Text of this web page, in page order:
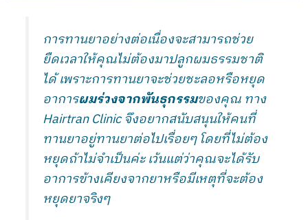
การทานยาอย่างต่อเนื่องจะสามารถช่วย
ยืดเวลาให้คุณไม่ต้องมาปลูกผมธรรมชาติ
ได้ เพราะการทานยาจะช่วยชะลอหรือหยุด
อาการผมร่วงจากพันธุกรรมของคุณ ทาง
Hairtran Clinic จึงอยากสนับสนุนให้คนที่
ทานยาอยู่ทานยาต่อไปเรื่อยๆ โดยที่ไม่ต้อง
หยุดถ้าไม่จำเป็นค่ะ เว้นแต่ว่าคุณจะได้รับ
อาการข้างเคียงจากยาหรือมีเหตุที่จะต้อง
หยุดยาจริงๆ